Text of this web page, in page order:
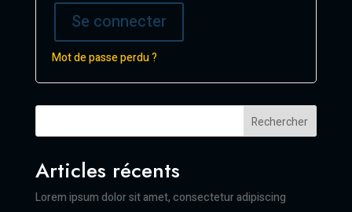
Se connecter
Mot de passe perdu ?
Rechercher
Articles récents
Lorem ipsum dolor sit amet, consectetur adipiscing